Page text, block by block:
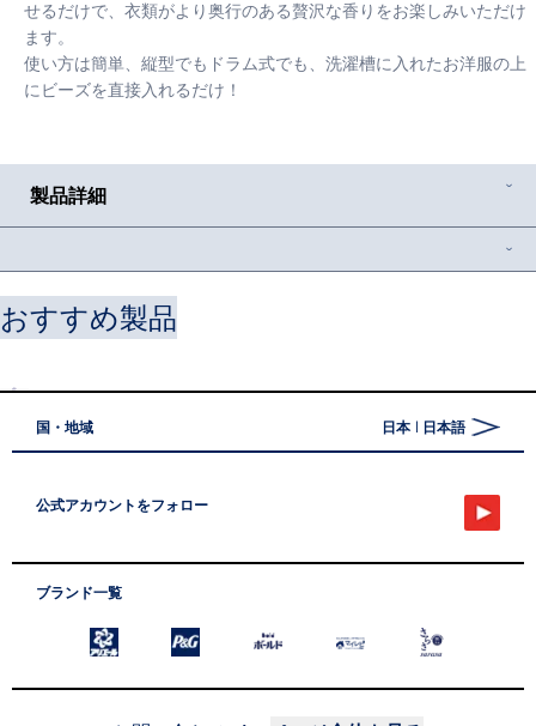
せるだけで、衣類がより奥行のある贅沢な香りをお楽しみいただけ
ます。
使い方は簡単、縦型でもドラム式でも、洗濯槽に入れたお洋服の上
にビーズを直接入れるだけ！
製品詳細
*当社ビーズ製品内
香りに
• 「リリー＆ジャスミン」万人に愛される、リリー＆ジャスミンの
• 使い方も簡単、お洗濯のはじめに入れるだけ！
おすすめ製品
国・地域 日本 | 日本語
公式アカウントをフォロー
ブランド一覧
ArielFooterIconPandGFooterIconBoldFooterIconHouseLogoFooterIcon